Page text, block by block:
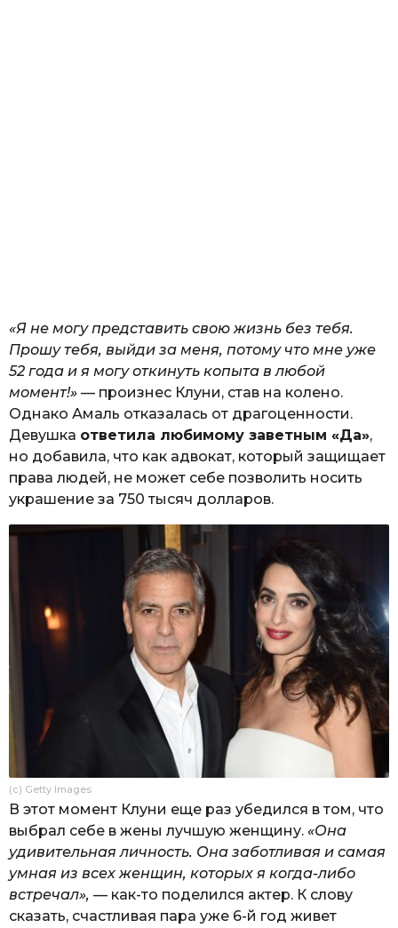
«Я не могу представить свою жизнь без тебя.
Прошу тебя, выйди за меня, потому что мне уже
52 года и я могу откинуть копыта в любой
момент!» — произнес Клуни, став на колено.
Однако Амаль отказалась от драгоценности.
Девушка ответила любимому заветным «Да»,
но добавила, что как адвокат, который защищает
права людей, не может себе позволить носить
украшение за 750 тысяч долларов.
(c) Getty Images
В этот момент Клуни еще раз убедился в том, что
выбрал себе в жены лучшую женщину. «Она
удивительная личность. Она заботливая и самая
умная из всех женщин, которых я когда-либо
встречал», — как-то поделился актер. К слову
сказать, счастливая пара уже 6-й год живет